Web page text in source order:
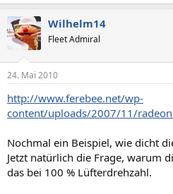
Wilhelm14
Fleet Admiral
24. Mai 2010
http://www.ferebee.net/wp-
content/uploads/2007/11/
Nochmal ein Beispiel, wie dicht
Jetzt natürlich die Frage, warum
das bei 100 % Lüfterdrehzahl.